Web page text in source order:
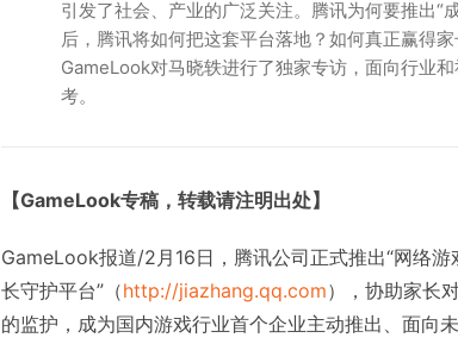
引发了社会、产业的广泛关注。腾讯为何要推出“
后，腾讯将如何把这套平台落地？如何真正赢得
GameLook对马晓轶进行了独家专访，面向行业
考。
【GameLook专稿，转载请注明出处】
GameLook报道/2月16日，腾讯公司正式推出“网络
长守护平台”（http://jiazhang.qq.com），协助家长
的监护，成为国内游戏行业首个企业主动推出、面向